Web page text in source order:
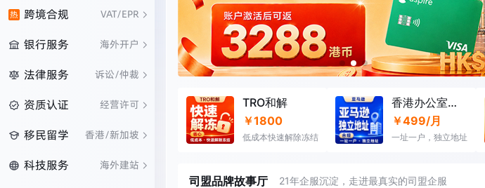
跨境合规 VAT/EPR
银行服务 海外开户
法律服务 诉讼/仲裁
资质认证 经营许可
移民留学 香港/新加坡
科技服务 海外建站
TRO和解
￥1800
低成本快速解除冻结
香港办公室租赁
￥499/月
一址一户，独立地址
司盟品牌故事厅 21年企服沉淀，走进最真实的司盟企服